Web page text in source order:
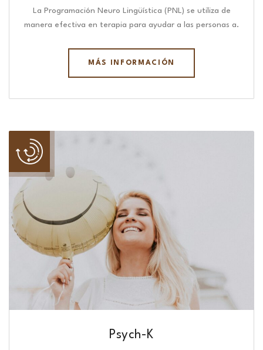
La Programación Neuro Lingüística (PNL) se utiliza de
manera efectiva en terapia para ayudar a las personas a.
MÁS INFORMACIÓN
Psych-K